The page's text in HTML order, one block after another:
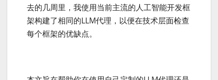
去的几周里，我使用当前主流的人工智能开发框
架构建了相同的LLM代理，以便在技术层面检查
每个框架的优缺点。